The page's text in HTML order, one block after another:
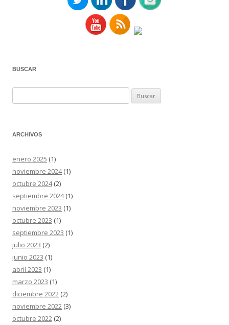
BUSCAR
ARCHIVOS
enero 2025 (1)
noviembre 2024(1)
octubre 2024(2)
septiembre 2024(1)
noviembre 2023 (1)
octubre 2023 (1)
septiembre 2023 (1)
julio 2023 (2)
junio 2023 (1)
abril 2023 (1)
marzo 2023 (1)
diciembre 2022 (2)
noviembre 2022 (3)
octubre 2022 (2)